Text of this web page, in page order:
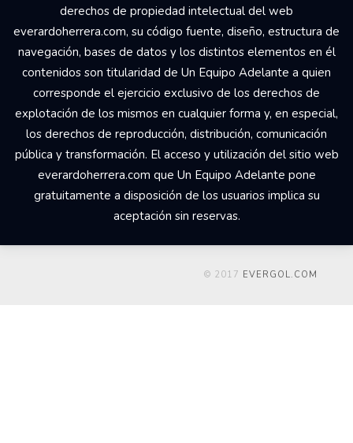
derechos de propiedad intelectual del web
everardoherrera.com, su código fuente, diseño, estructura de
navegación, bases de datos y los distintos elementos en él
contenidos son titularidad de Un Equipo Adelante a quien
corresponde el ejercicio exclusivo de los derechos de
explotación de los mismos en cualquier forma y, en especial,
los derechos de reproducción, distribución, comunicación
pública y transformación. El acceso y utilización del sitio web
everardoherrera.com que Un Equipo Adelante pone
gratuitamente a disposición de los usuarios implica su
aceptación sin reservas.
© 2017 EVERGOL.COM